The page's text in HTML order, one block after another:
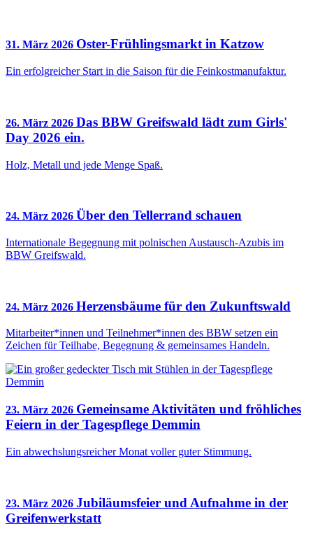
31. März 2026 Oster-Frühlingsmarkt in Katzow
Ein erfolgreicher Start in die Saison für die Feinkostmanufaktur.
26. März 2026 Das BBW Greifswald lädt zum Girls'
Day 2026 ein.
Holz, Metall und jede Menge Spaß.
24. März 2026 Über den Tellerrand schauen
Internationale Begegnung mit polnischen Austausch-Azubis im
BBW Greifswald.
24. März 2026 Herzensbäume für den Zukunftswald
Mitarbeiter*innen und Teilnehmer*innen des BBW setzen ein
Zeichen für Teilhabe, Begegnung & gemeinsames Handeln.
23. März 2026 Gemeinsame Aktivitäten und fröhliches
Feiern in der Tagespflege Demmin
Ein abwechslungsreicher Monat voller guter Stimmung.
23. März 2026 Jubiläumsfeier und Aufnahme in der
Greifenwerkstatt